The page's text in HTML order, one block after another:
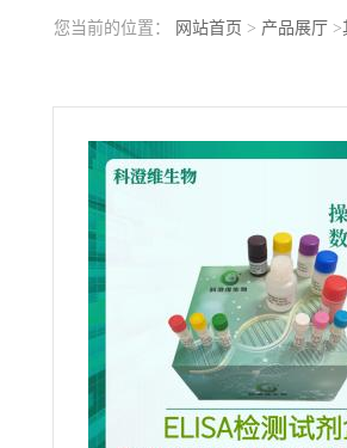
您当前的位置： 网站首页 > 产品展厅>